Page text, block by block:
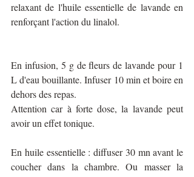
relaxant de l'huile essentielle de lavande en
renforçant l'action du linalol.
En infusion, 5 g de fleurs de lavande pour 1
L d'eau bouillante. Infuser 10 min et boire en
dehors des repas.
Attention car à forte dose, la lavande peut
avoir un effet tonique.
En huile essentielle : diffuser 30 mn avant le
coucher dans la chambre. Ou masser la